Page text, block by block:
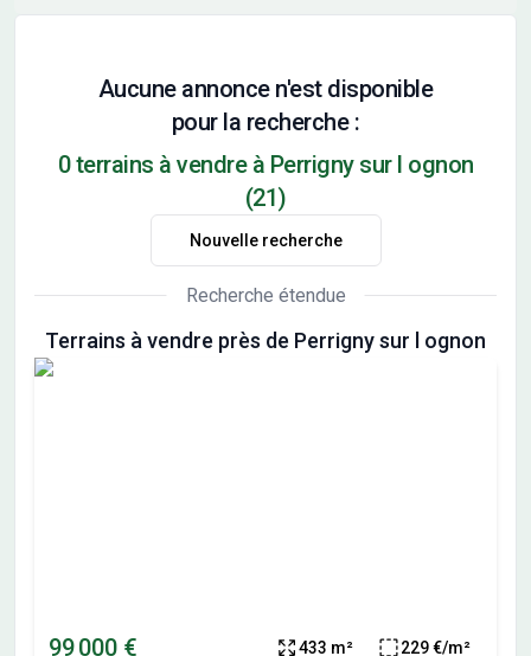
Aucune annonce n'est disponible
pour la recherche :
0 terrains à vendre à Perrigny sur l ognon
(21)
Nouvelle recherche
Recherche étendue
Terrains à vendre près de Perrigny sur l ognon
99 000 € 433 m² 229 €/m²